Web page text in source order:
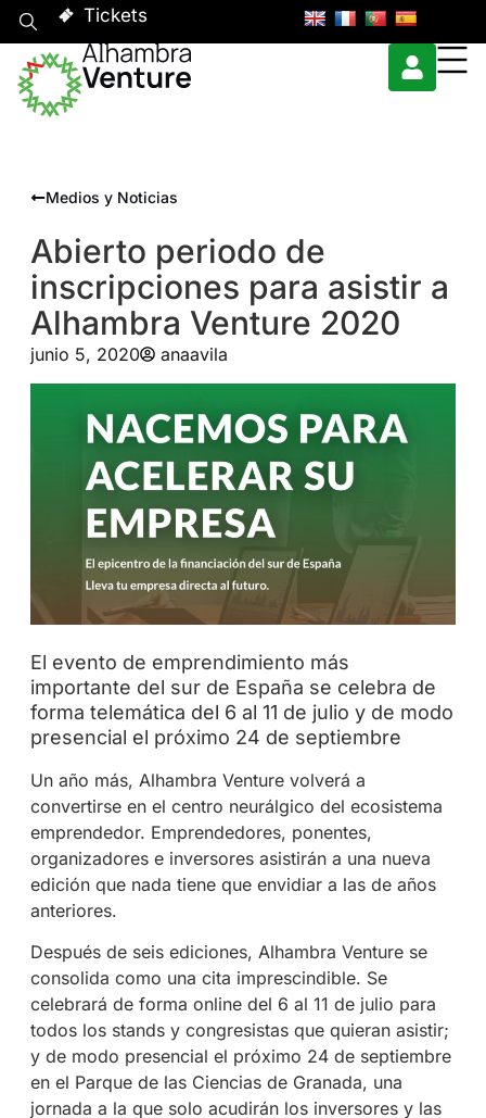
Tickets
Medios y Noticias
Abierto periodo de
inscripciones para asistir a
Alhambra Venture 2020
junio 5, 2020 anaavila
El evento de emprendimiento más
importante del sur de España se celebra de
forma telemática del 6 al 11 de julio y de modo
presencial el próximo 24 de septiembre
Un año más, Alhambra Venture volverá a
convertirse en el centro neurálgico del ecosistema
emprendedor. Emprendedores, ponentes,
organizadores e inversores asistirán a una nueva
edición que nada tiene que envidiar a las de años
anteriores.
Después de seis ediciones, Alhambra Venture se
consolida como una cita imprescindible. Se
celebrará de forma online del 6 al 11 de julio para
todos los stands y congresistas que quieran asistir;
y de modo presencial el próximo 24 de septiembre
en el Parque de las Ciencias de Granada, una
jornada a la que solo acudirán los inversores y las